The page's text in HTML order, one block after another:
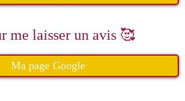
me laisser un avis 🥰
Ma page Google